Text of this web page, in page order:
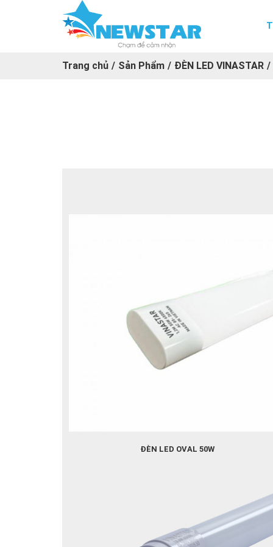
Trang chủ / Sản Phẩm / ĐÈN LED VINASTAR /
ĐÈN LED OVAL 50W
NEWSTAR cho ra mắt sản phẩm mới MICA OVAL với
- Được thiết kế tràn viền, đạt tối đa hiệu quả chiếu sáng.
nhôm sơn trắng tĩnh điện giúp sản phẩm bền, đẹp, chống